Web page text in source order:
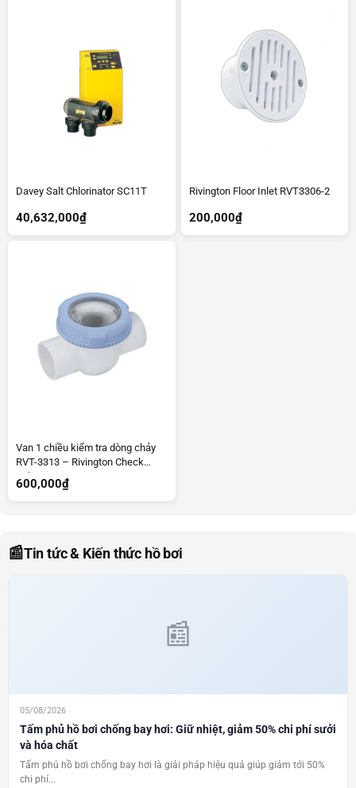
Davey Salt Chlorinator SC11T
40,632,000₫
Rivington Floor Inlet RVT3306-2
200,000₫
Van 1 chiều kiểm tra dòng chảy
RVT-3313 – Rivington Check
Valve. RVT-3313
600,000₫
📰Tin tức & Kiến thức hồ bơi
05/08/2026
Tấm phủ hồ bơi chống bay hơi: Giữ nhiệt, giảm 50% chi phí sưởi
và hóa chất
Tấm phủ hồ bơi chống bay hơi là giải pháp hiệu quả giúp giảm tới 50%
chi phí...